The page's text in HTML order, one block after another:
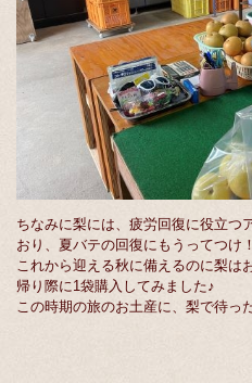
ちなみに梨には、疲労回復に役立つ
おり、夏バテの回復にもうってつけ！
これから迎える秋に備えるのに梨は
帰り際に1袋購入してみました♪
この時期の旅のお土産に、梨で待っ